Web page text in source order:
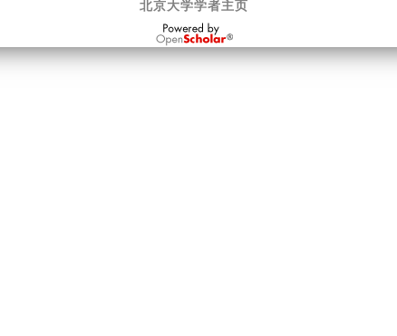
北京大学学者主页
OpenScholar